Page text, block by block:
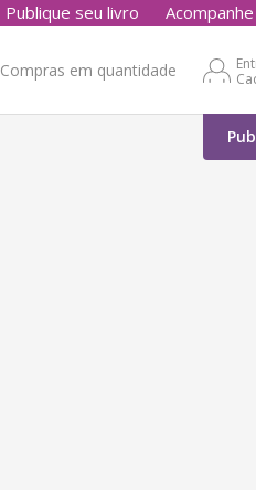
Publique seu livro
Compras em quantidade